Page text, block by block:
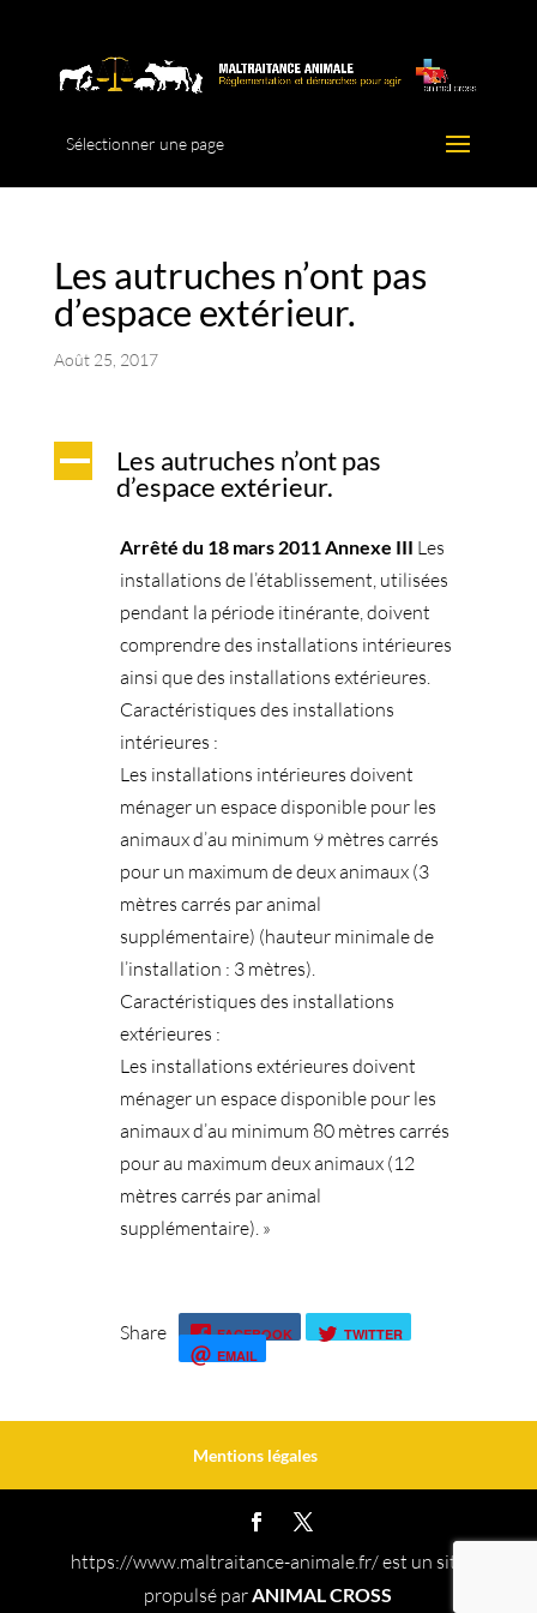
Sélectionner une page
Les autruches n’ont pas
d’espace extérieur.
Août 25, 2017
A
Les autruches n’ont pas
d’espace extérieur.
Arrêté du 18 mars 2011 Annexe III Les
installations de l’établissement, utilisées
pendant la période itinérante, doivent
comprendre des installations intérieures
ainsi que des installations extérieures.
Caractéristiques des installations
intérieures :
Les installations intérieures doivent
ménager un espace disponible pour les
animaux d’au minimum 9 mètres carrés
pour un maximum de deux animaux (3
mètres carrés par animal
supplémentaire) (hauteur minimale de
l’installation : 3 mètres).
Caractéristiques des installations
extérieures :
Les installations extérieures doivent
ménager un espace disponible pour les
animaux d’au minimum 80 mètres carrés
pour au maximum deux animaux (12
mètres carrés par animal
supplémentaire). »
Share FACEBOOK
TWITTER
EMAIL
Mentions légales
https://www.maltraitance-animale.fr/ est un site
propulsé parANIMAL CROSS